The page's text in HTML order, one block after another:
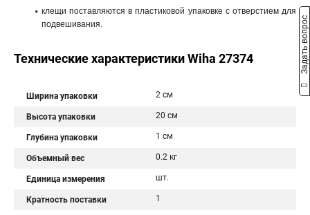
клещи поставляются в пластиковой упаковке с отверстием для
подвешивания.
Технические характеристики Wiha 27374
Ширина упаковки 2 см
Высота упаковки 20 см
Глубина упаковки 1 см
Объемный вес 0.2 кг
Единица измерения шт.
Кратность поставки 1
Задать вопрос